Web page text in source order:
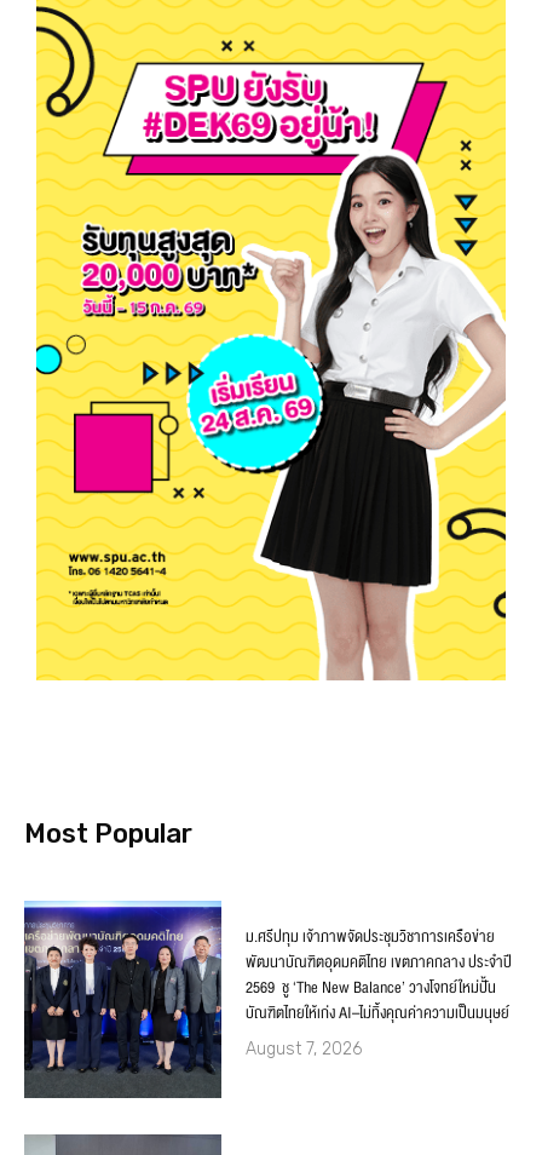
Most Popular
ม.ศรีปทุม เจ้าภาพจัดประชุมวิชาการเครือข่าย
พัฒนาบัณฑิตอุดมคติไทย เขตภาคกลาง ประจำปี
2569 ชู ‘The New Balance’ วางโจทย์ใหม่ปั้น
บัณฑิตไทยให้เก่ง AI–ไม่ทิ้งคุณค่าความเป็นมนุษย์
August 7, 2026